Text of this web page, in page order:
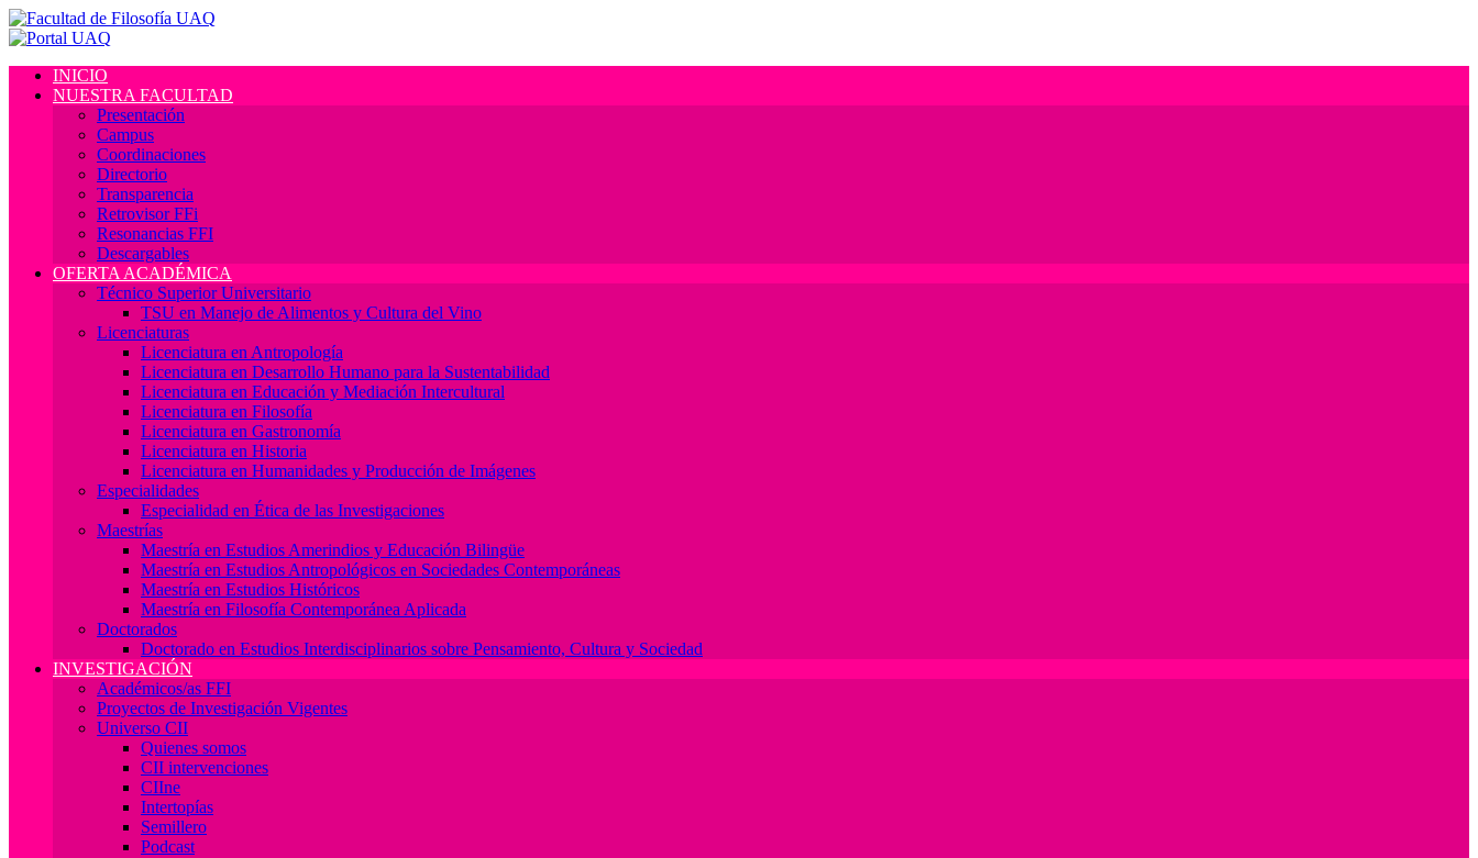
INICIO
NUESTRA FACULTAD
Presentación
Campus
Coordinaciones
Directorio
Transparencia
Retrovisor FFi
Resonancias FFI
Descargables
OFERTA ACADÉMICA
Técnico Superior Universitario
TSU en Manejo de Alimentos y Cultura del Vino
Licenciaturas
Licenciatura en Antropología
Licenciatura en Desarrollo Humano para la Sustentabilidad
Licenciatura en Educación y Mediación Intercultural
Licenciatura en Filosofía
Licenciatura en Gastronomía
Licenciatura en Historia
Licenciatura en Humanidades y Producción de Imágenes
Especialidades
Especialidad en Ética de las Investigaciones
Maestrías
Maestría en Estudios Amerindios y Educación Bilingüe
Maestría en Estudios Antropológicos en Sociedades Contemporáneas
Maestría en Estudios Históricos
Maestría en Filosofía Contemporánea Aplicada
Doctorados
Doctorado en Estudios Interdisciplinarios sobre Pensamiento, Cultura y Sociedad
INVESTIGACIÓN
Académicos/as FFI
Proyectos de Investigación Vigentes
Universo CII
Quienes somos
CII intervenciones
CIIne
Intertopías
Semillero
Podcast